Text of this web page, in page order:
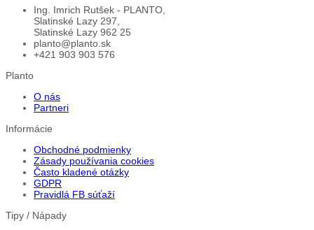
Ing. Imrich Rutšek - PLANTO,
Slatinské Lazy 297,
Slatinské Lazy 962 25
planto@planto.sk
+421 903 903 576
Planto
O nás
Partneri
Informácie
Obchodné podmienky
Zásady používania cookies
Často kladené otázky
GDPR
Pravidlá FB súťaží
Tipy / Nápady